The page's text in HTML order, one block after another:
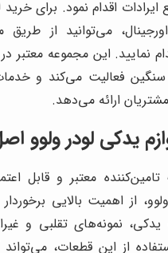
اقدام نمود. برای خرید
می‌توانید از طریق
نمایید. این مجموعه معتبر
فعالیت می‌کند و
ارائه می‌دهد.
یدکی لودر ولوو
معتبر و قابل
از اهمیت بالایی
یدکی، نمونه‌های تقلبی و
از این قطعات،